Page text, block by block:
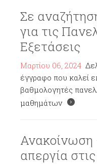
Σε
για τις
Εξετάσεις
Μαρτίου 06, 2024
έγγραφο που καλεί
βαθμολογητές
μαθημάτων
απεργία